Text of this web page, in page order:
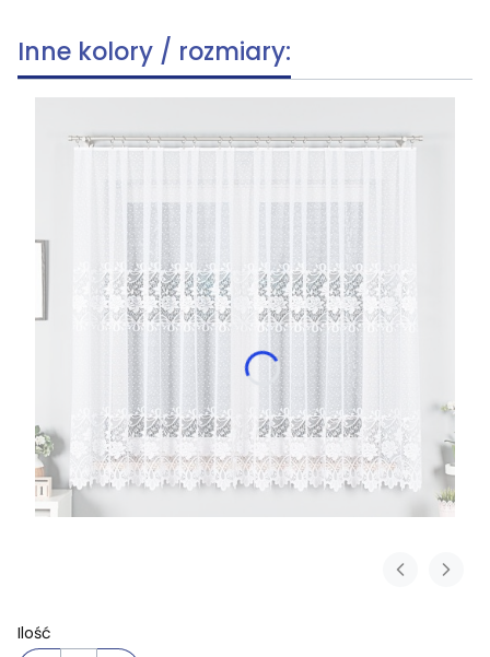
Inne kolory / rozmiary:
Ilość